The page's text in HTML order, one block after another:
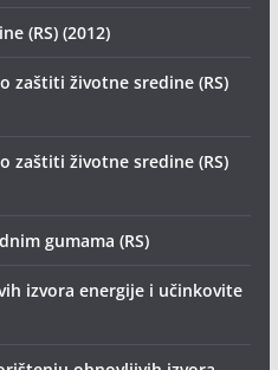
(RS) (2012)
zaštiti životne sredine (RS)
zaštiti životne sredine (RS)
gumama (RS)
izvora energije i učinkovite